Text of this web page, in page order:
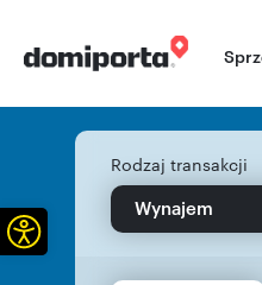
Rodzaj transakcji
Wynajem
Otwórz pasek narzędzi